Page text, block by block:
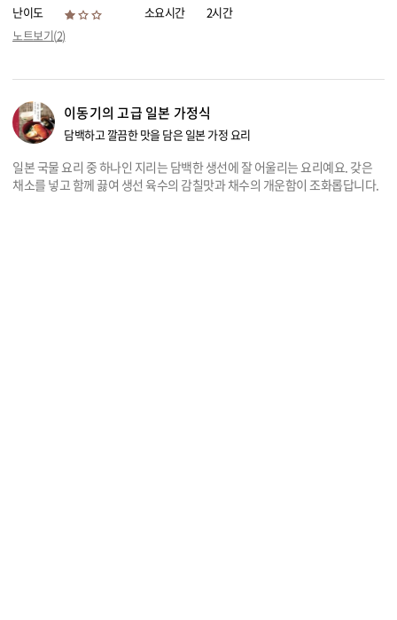
난이도 소요시간
2시간
노트보기(2)
이동기의 고급 일본 가정식
담백하고 깔끔한 맛을 담은 일본 가정 요리
일본 국물 요리 중 하나인 지리는 담백한 생선에 잘 어울리는 요리예요. 갖은
채소를 넣고 함께 끓여 생선 육수의 감칠맛과 채수의 개운함이 조화롭답니다.